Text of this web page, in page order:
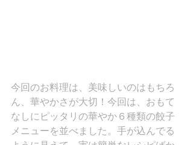
今回のお料理は、美味しいのはもちろ
ん、華やかさが大切！今回は、おもて
なしにピッタリの華やか６種類の餃子
メニューを並べました。手が込んでる